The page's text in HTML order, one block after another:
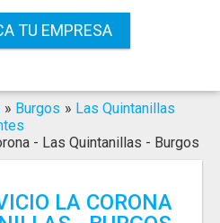
TU EMPRESA
» Burgos » Las Quintanillas
- Las Quintanillas - Burgos
LA CORONA